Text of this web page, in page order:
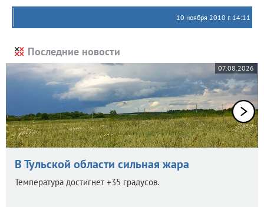
10 ноября 2010 г. 14:11
Последние новости
07.08.2026
В Тульской области сильная жара
Температура достигнет +35 градусов.